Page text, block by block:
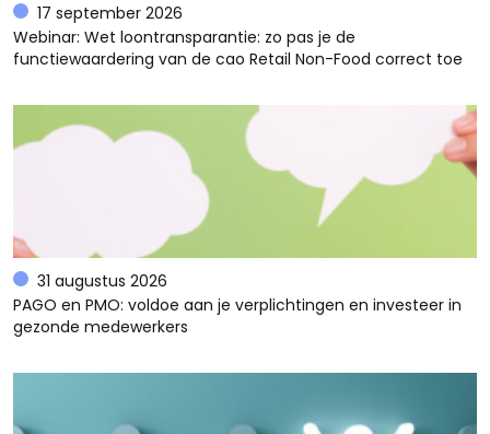
17 september 2026
Webinar: Wet loontransparantie: zo pas je de
functiewaardering van de cao Retail Non-Food correct toe
31 augustus 2026
PAGO en PMO: voldoe aan je verplichtingen en investeer in
gezonde medewerkers